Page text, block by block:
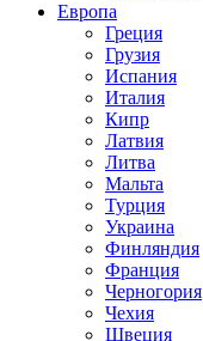
Европа
Греция
Грузия
Испания
Италия
Кипр
Латвия
Литва
Мальта
Турция
Украина
Финляндия
Франция
Черногория
Чехия
Швеция